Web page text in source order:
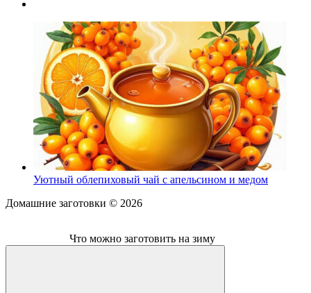
Уютный облепиховый чай с апельсином и медом
Домашние заготовки © 2026
Что можно заготовить на зиму